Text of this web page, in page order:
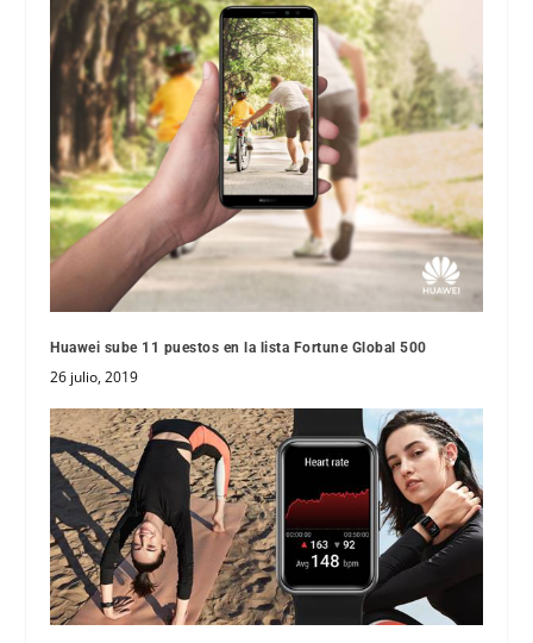
Huawei sube 11 puestos en la lista Fortune Global 500
26 julio, 2019